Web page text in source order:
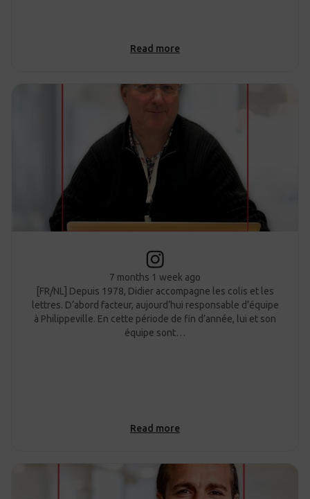
Read more
7 months 1 week ago
[FR/NL] Depuis 1978, Didier accompagne les colis et les
lettres. D’abord facteur, aujourd’hui responsable d’équipe
à Philippeville. En cette période de fin d’année, lui et son
équipe sont…
Read more